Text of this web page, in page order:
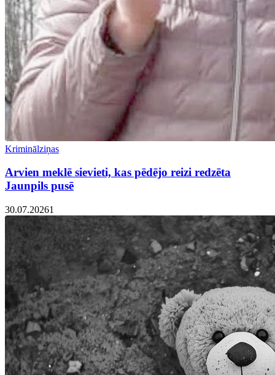
Kriminālziņas
Arvien meklē sievieti, kas pēdējo reizi redzēta
Jaunpils pusē
30.07.20261